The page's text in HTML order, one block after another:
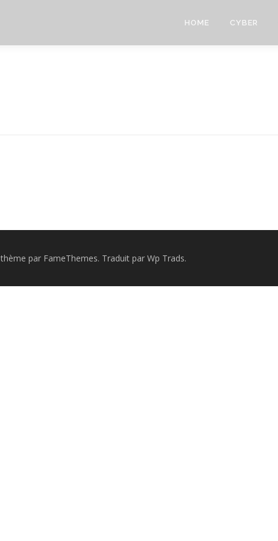
HOME CYBER
thème par FameThemes. Traduit par Wp Trads.